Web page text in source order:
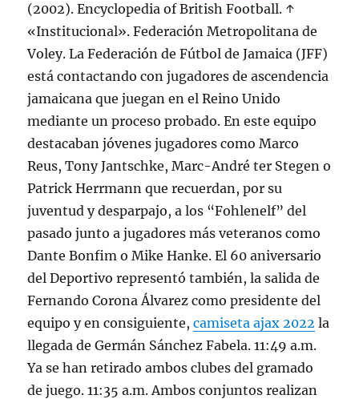
(2002). Encyclopedia of British Football. ↑
«Institucional». Federación Metropolitana de
Voley. La Federación de Fútbol de Jamaica (JFF)
está contactando con jugadores de ascendencia
jamaicana que juegan en el Reino Unido
mediante un proceso probado. En este equipo
destacaban jóvenes jugadores como Marco
Reus, Tony Jantschke, Marc-André ter Stegen o
Patrick Herrmann que recuerdan, por su
juventud y desparpajo, a los “Fohlenelf” del
pasado junto a jugadores más veteranos como
Dante Bonfim o Mike Hanke. El 60 aniversario
del Deportivo representó también, la salida de
Fernando Corona Álvarez como presidente del
equipo y en consiguiente,camiseta ajax 2022 la
llegada de Germán Sánchez Fabela. 11:49 a.m.
Ya se han retirado ambos clubes del gramado
de juego. 11:35 a.m. Ambos conjuntos realizan